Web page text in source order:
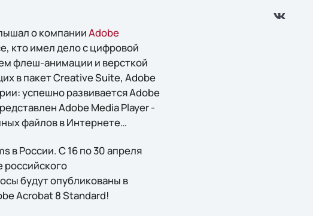
о компанииAdobe
кто имел дело с цифровой
флеш-анимации и версткой
в пакет Creative Suite, Adobe
успешно развивается Adobe
Adobe Media Player -
файлов в Интернете…
в России. С 16 по 30 апреля
российского
будут опубликованы в
Acrobat 8 Standard!